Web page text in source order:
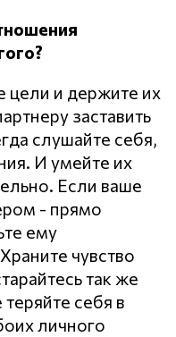
цели и держите их
заставить
слушайте себя,
И умейте их
Если ваше
- прямо
ему
чувство
так же
себя в
личного